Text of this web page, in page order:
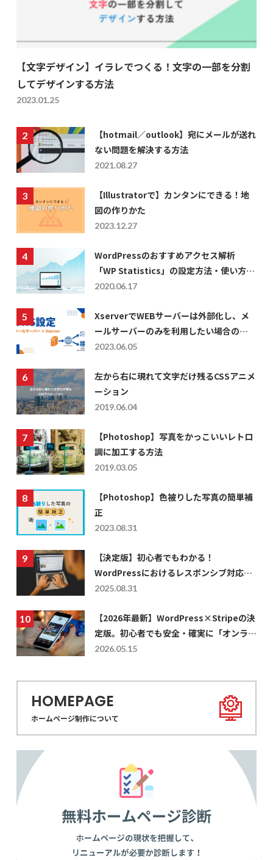
【文字デザイン】イラレでつくる！文字の一部を分割
してデザインする方法
2023.01.25
【hotmail／outlook】宛にメールが送れ
ない問題を解決する方法
2021.08.27
【Illustratorで】カンタンにできる！地
図の作りかた
2023.12.27
WordPressのおすすめアクセス解析
「WP Statistics」の設定方法・使い方に
ついて
2020.06.17
XserverでWEBサーバーは外部化し、メ
ールサーバーのみを利用したい場合の
DNS設定
2023.06.05
左から右に現れて文字だけ残るCSSアニメ
ーション
2019.06.04
【Photoshop】写真をかっこいいレトロ
調に加工する方法
2019.03.05
【Photoshop】色被りした写真の簡単補
正
2023.08.31
【決定版】初心者でもわかる！
WordPressにおけるレスポンシブ対応の
仕方を徹底解説
2025.08.31
【2026年最新】WordPress×Stripeの決
定版。初心者でも安全・確実に「オンライ
ン決済」を実装する設計値と活用術
2026.05.15
HOMEPAGE
ホームページ制作について